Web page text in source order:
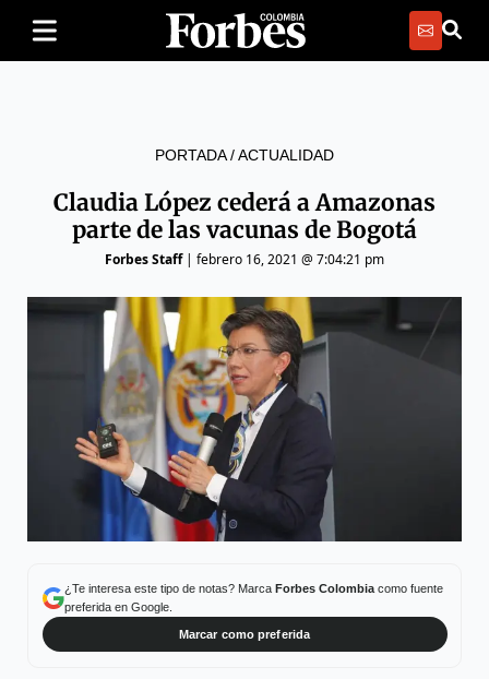
PORTADA/ACTUALIDAD
Claudia López cederá a Amazonas
parte de las vacunas de Bogotá
Forbes Staff| febrero 16, 2021 @ 7:04:21 pm
¿Te interesa este tipo de notas? Marca Forbes Colombiacomo fuente
preferida en Google.
Marcar como preferida